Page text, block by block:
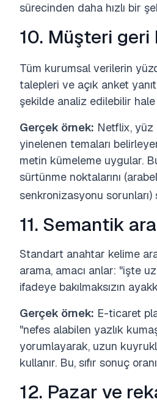
sürecinden daha hızlı bir
10. Müşteri
Tüm kurumsal verilerin
talepleri ve açık anket
şekilde analiz edilebilir
Gerçek örnek: Netflix, yüz
yinelenen temaları
metin kümeleme uygular.
sürtünme noktalarını
senkronizasyonu sorunları)
11. Semantik
Standart anahtar kelime
arama, amacı anlar: "işte
ifadeye bakılmaksızın
Gerçek örnek: E-ticaret
"nefes alabilen yazlık
yorumlayarak, uzun
kullanır. Bu, sıfır sonuç
12. Pazar ve